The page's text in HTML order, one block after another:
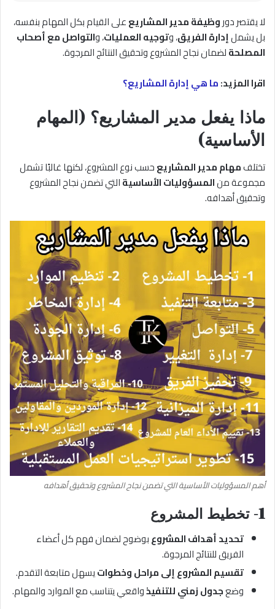
لا يقتصر دوروظيفة مدير المشاريععلى القيام بكل المهام بنفسه،
بل يشملإدارة الفريق، وتوجيه العمليات، والتواصل مع أصحاب
المصلحةلضمان نجاح المشروع وتحقيق النتائج المرجوة.
اقرا المزيد:ما هي إدارة المشاريع؟
ماذا يفعل مدير المشاريع؟ (المهام
الأساسية)
تختلفمهام مدير المشاريعحسب نوع المشروع، لكنها غالبًا تشمل
مجموعة منالمسؤوليات الأساسيةالتي تضمن نجاح المشروع
وتحقيق أهدافه.
أهم المسؤوليات الأساسية التي تضمن نجاح المشروع وتحقيق أهدافه
1- تخطيط المشروع
تحديد أهداف المشروعبوضوح لضمان فهم كل أعضاء
الفريق للنتائج المرجوة.
تقسيم المشروع إلى مراحل وخطواتيسهل متابعة التقدم.
وضعجدول زمني للتنفيذواقعي يتناسب مع الموارد والمهام.